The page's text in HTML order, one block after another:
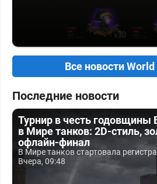
Все новости
Последние новости
Турнир в честь годовщины
в Мире танков: 2D-стиль,
офлайн-финал
В Мире танков стартовала
Вчера, 09:48